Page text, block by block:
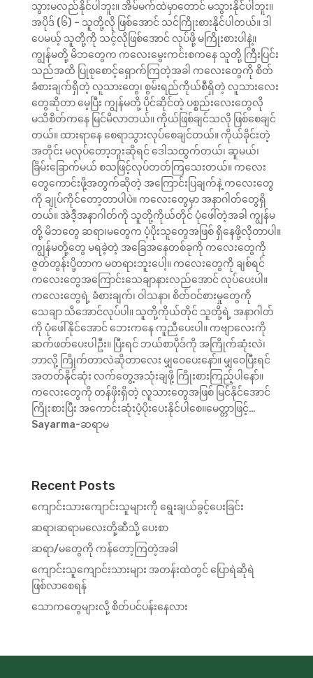
သွားမလည်နိုင်ပါဘူး။ အိမ်မက်ထဲမှာတောင် မသွားနိုင်ပါဘူး။
အပိုဒ် (၆) – သူတို့လို ဖြစ်အောင် သင်ကြိုးစားနိုင်ပါတယ်။ ဒါ
ပေမယ့် သူတို့ကို သင့်လိုဖြစ်အောင် လုပ်ဖို့ မကြိုးစားပါနဲ့။
ကျွန်မတို့ မိဘတွေက ကလေးမွေးကင်းစကနေ သူတို့ ကြီးပြင်း
သည်အထိ ပြုစုစောင့်ရှောက်ကြတဲ့အခါ ကလေးတွေကို စိတ်
ခံစားချက်ရှိတဲ့ လူသားတွေ၊ စွမ်းရည်ကိုယ်စီရှိတဲ့ လူသားလေး
တွေဆိုတာ မေ့ပြီး ကျွန်မတို့ ပိုင်ဆိုင်တဲ့ ပစ္စည်းလေးတွေလို
မသိစိတ်ကနေ မြင်မိလာတယ်။ ကိုယ်ဖြစ်ချင်သလို ဖြစ်စေချင်
တယ်။ ထားရာနေ စေရာသွားလုပ်စေချင်တယ်။ ကိုယ်ခိုင်းတဲ့
အတိုင်း မလုပ်တော့ဘူးဆိုရင် ဒေါသထွက်တယ်၊ ဆူမယ်၊
ခြိမ်းခြောက်မယ် စသဖြင့်လုပ်တတ်ကြသေးတယ်။ ကလေး
တွေကောင်းဖို့အတွက်ဆိုတဲ့ အကြောင်းပြချက်နဲ့ ကလေးတွေ
ကို ချုပ်ကိုင်တော့တာပါပဲ။ ကလေးတွေမှာ အနာဂါတ်တွေရှိ
တယ်။ အဲဒီ့အနာဂါတ်ကို သူတို့ကိုယ်တိုင် ပုံဖေါ်တဲ့အခါ ကျွန်မ
တို့ မိဘတွေ ဆရာ၊မတွေက ပံ့ပိုးသူတွေအဖြစ် ရှိနေဖို့လိုတာပါ။
ကျွန်မတို့တွေ မရခဲ့တဲ့ အခြေအနေတစ်ခုကို ကလေးတွေကို
ဇွတ်တွန်းပို့တာက မတရားဘူးပေါ့။ ကလေးတွေကို ချစ်ရင်
ကလေးတွေအကြောင်းသေချာနားလည်အောင် လုပ်ပေးပါ။
ကလေးတွေရဲ့ ခံစားချက်၊ ဝါသနာ၊ စိတ်ဝင်စားမှုတွေကို
သေချာ သိအောင်လုပ်ပါ။ သူတို့ကိုယ်တိုင် သူတို့ရဲ့ အနာဂါတ်
ကို ပုံဖေါ်နိုင်အောင် ဘေးကနေ ကူညီပေးပါ။ ကဗျာလေးကို
ဆက်ဖတ်ပေးပါဦး။ ပြီးရင် ဘယ်စာပိုဒ်ကို အကြိုက်ဆုံးလဲ၊
ဘာလို့ ကြိုက်တာလဲဆိုတာလေး မျှဝေပေးနော်။ မျှဝေပြီးရင်
အတတ်နိုင်ဆုံး လက်တွေ့အသုံးချဖို့ ကြိုးစားကြည့်ပါနော်။
ကလေးတွေကို တန်ဖိုးရှိတဲ့ လူသားတွေအဖြစ် မြင်နိုင်အောင်
ကြိုးစားပြီး အကောင်းဆုံးပံ့ပိုးပေးနိုင်ပါစေ။မေတ္တာဖြင့်…
Sayarma-ဆရာမ
Recent Posts
ကျောင်းသားကျောင်းသူများကို ရွေးချယ်ခွင့်ပေးခြင်း
ဆရာ၊ဆရာမလေးတို့ဆီသို့ ပေးစာ
ဆရာ/မတွေကို ကန်တော့ကြတဲ့အခါ
ကျောင်းသူကျောင်းသားများ အတန်းထဲတွင် ပြောရဲဆိုရဲ
ဖြစ်လာစေရန်
သောကတွေများလို့ စိတ်ပင်ပန်းနေလား